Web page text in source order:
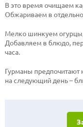
В это время очищаем
Обжариваем в
Мелко шинкуем
Добавляем в блюдо,
часа.
Гурманы
на следующий день –